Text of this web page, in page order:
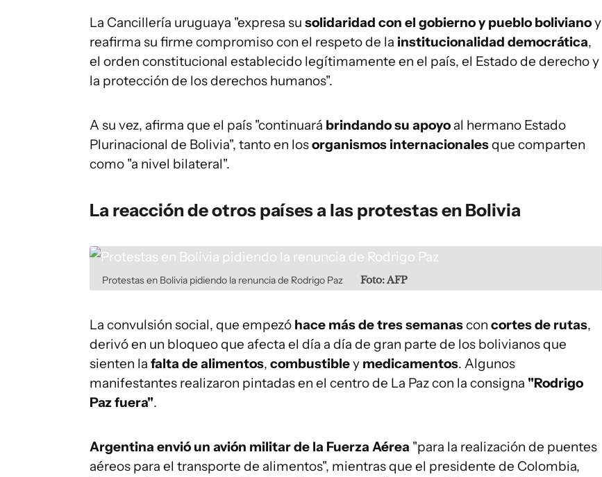
La Cancillería uruguaya "expresa su solidaridad con el gobierno y pueblo bolivianoy
reafirma su firme compromiso con el respeto de la institucionalidad democrática,
el orden constitucional establecido legítimamente en el país, el Estado de derecho y
la protección de los derechos humanos".
A su vez, afirma que el país "continuará brindando su apoyo al hermano Estado
Plurinacional de Bolivia", tanto en losorganismos internacionalesque comparten
como "a nivel bilateral".
La reacción de otros países a las protestas en Bolivia
Protestas en Bolivia pidiendo la renuncia de Rodrigo Paz Foto: AFP
La convulsión social, que empezó hace más de tres semanascon cortes de rutas,
derivó en un bloqueo que afecta el día a día de gran parte de los bolivianos que
sienten la falta de alimentos, combustibley medicamentos. Algunos
manifestantes realizaron pintadas en el centro de La Paz con la consigna "Rodrigo
Paz fuera".
Argentina envió un avión militar de la Fuerza Aérea "para la realización de puentes
aéreos para el transporte de alimentos", mientras que el presidente de Colombia,